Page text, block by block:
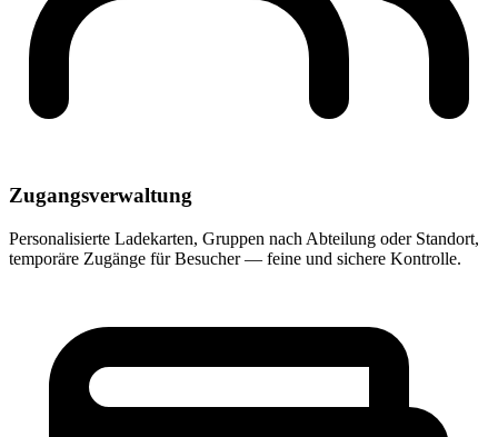
Zugangsverwaltung
Personalisierte Ladekarten, Gruppen nach Abteilung oder Standort,
temporäre Zugänge für Besucher — feine und sichere Kontrolle.